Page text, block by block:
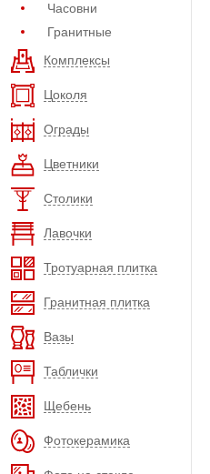
Часовни
Гранитные
Комплексы
Цоколя
Ограды
Цветники
Столики
Лавочки
Тротуарная плитка
Гранитная плитка
Вазы
Таблички
Щебень
Фотокерамика